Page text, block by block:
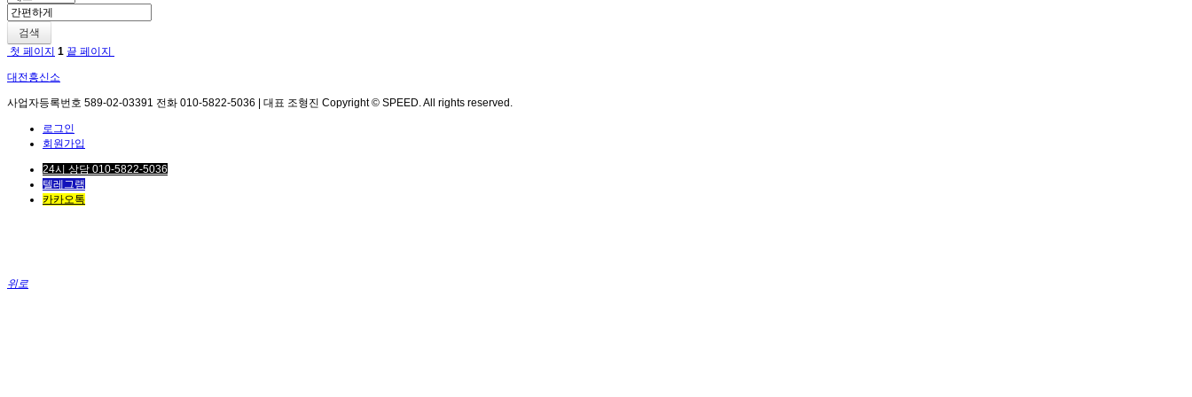
검색
첫 페이지 1 끝 페이지
대전흥신소
사업자등록번호 589-02-03391 전화 010-5822-5036 | 대표 조형진 Copyright © SPEED. All rights reserved.
로그인
회원가입
24시 상담 010-5822-5036
텔레그램
카카오톡
위로